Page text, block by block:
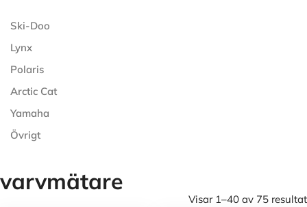
Ski-Doo
Lynx
Polaris
Arctic Cat
Yamaha
Övrigt
varvmätare
Visar 1–40 av 75 resultat